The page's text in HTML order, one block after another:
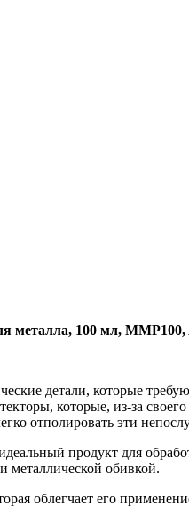
металла, 100 мл, MMP100,
детали, которые
которые, из-за
отполировать эти
продукт для
обивкой.
облегчает его